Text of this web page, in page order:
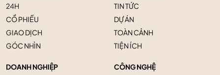
24H
CỔ PHIẾU
GIAO DỊCH
GÓC NHÌN
TIN TỨC
DỰ ÁN
TOÀN CẢNH
TIỆN ÍCH
DOANH NGHIỆP
CÔNG NGHỆ